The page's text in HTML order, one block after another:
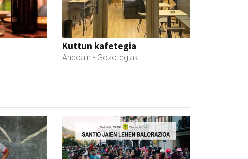
Kuttun kafetegia
Andoain - Gozotegiak